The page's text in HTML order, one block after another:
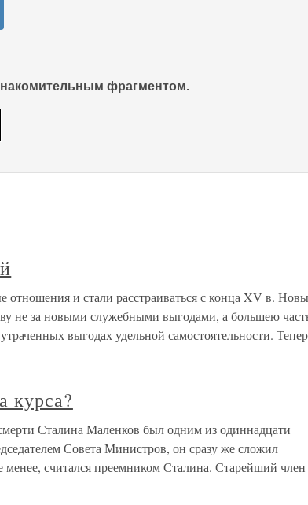
фрагментом.
и стали расстраиваться с конца XV в.
не за новыми служебными выгодами, а большею
выгодах удельной самостоятельности.
курса?
Сталина Маленков был одним из одиннадцати
Совета Министров, он сразу же сложил
считался преемником Сталина. Старейший член